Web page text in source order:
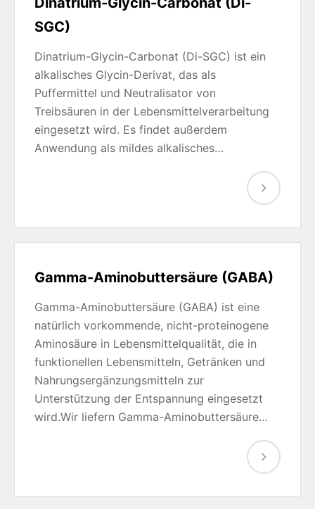
SGC)
Dinatrium-Glycin-Carbonat (Di-SGC) ist ein
alkalisches Glycin-Derivat, das als
Puffermittel und Neutralisator von
Treibsäuren in der Lebensmittelverarbeitung
eingesetzt wird. Es findet außerdem
Anwendung als mildes alkalisches…
Gamma-Aminobuttersäure (GABA)
Gamma-Aminobuttersäure (GABA) ist eine
natürlich vorkommende, nicht-proteinogene
Aminosäure in Lebensmittelqualität, die in
funktionellen Lebensmitteln, Getränken und
Nahrungsergänzungsmitteln zur
Unterstützung der Entspannung eingesetzt
wird.Wir liefern Gamma-Aminobuttersäure…